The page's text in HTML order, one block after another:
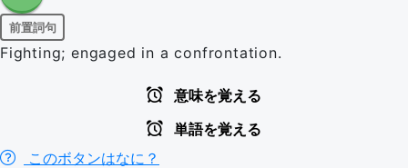
前置詞句
Fighting; engaged in a confrontation.
意味を覚える
単語を覚える
このボタンはなに？